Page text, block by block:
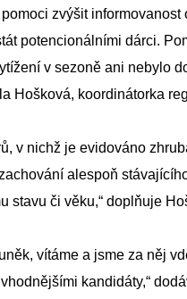
zvýšit informovanost
potencionálními dárci.
v sezoně ani nebylo
Hošková, koordinátorka
v nichž je evidováno
alespoň
stavu či věku,“ doplňuje
vítáme a jsme za něj
kandidáty,“